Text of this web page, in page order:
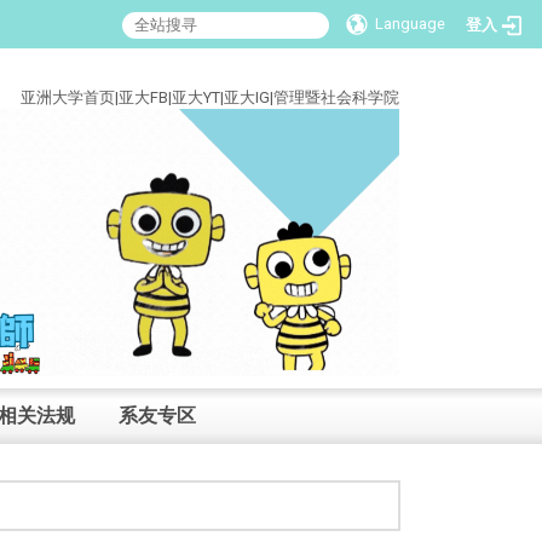
Language 登入
亚洲大学首页|亚大FB|亚大YT|亚大IG|管理暨社会科学院
关法规 系友专区